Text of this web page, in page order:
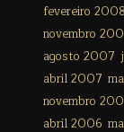
fevereiro 2008
novembro
agosto 2007
abril 2007
novembro
abril 2006